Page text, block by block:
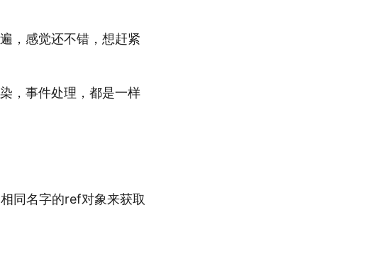
，感觉还不错，想赶紧
，事件处理，都是一样
同名字的ref对象来获取